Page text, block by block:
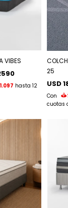
VIBES
hasta 12
25
USD
Con
cuotas